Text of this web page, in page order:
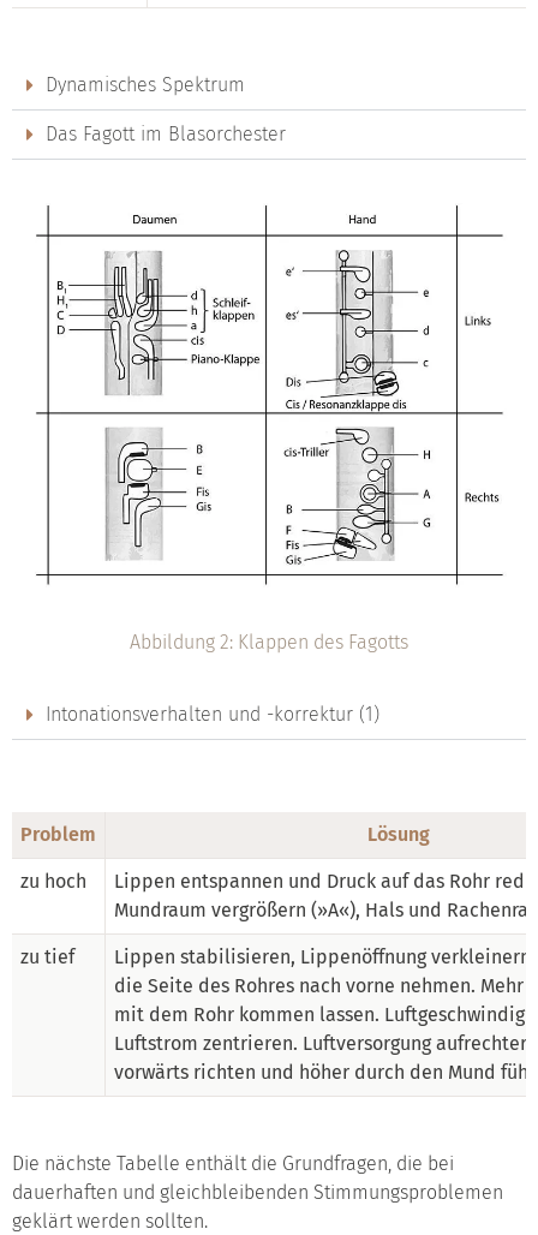
Dynamisches Spektrum
Das Fagott im Blasorchester
Abbildung 2: Klappen des Fagotts
Intonationsverhalten und -korrektur (1)
Problem Lösung
zu hoch
Lippen entspannen und Druck auf das Rohr
Mundraum vergrößern (»A«), Hals und
zu tief
Lippen stabilisieren, Lippenöffnung
die Seite des Rohres nach vorne nehmen. Mehr
mit dem Rohr kommen lassen.
Luftstrom zentrieren. Luftversorgung
vorwärts richten und höher durch den Mund
Die nächste Tabelle enthält die Grundfragen, die bei
dauerhaften und gleichbleibenden Stimmungsproblemen
geklärt werden sollten.